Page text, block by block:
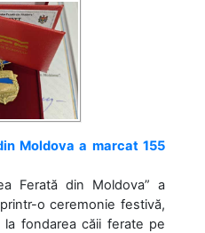
Moldova a marcat 155
Ferată din Moldova” a
o ceremonie festivă,
fondarea căii ferate pe